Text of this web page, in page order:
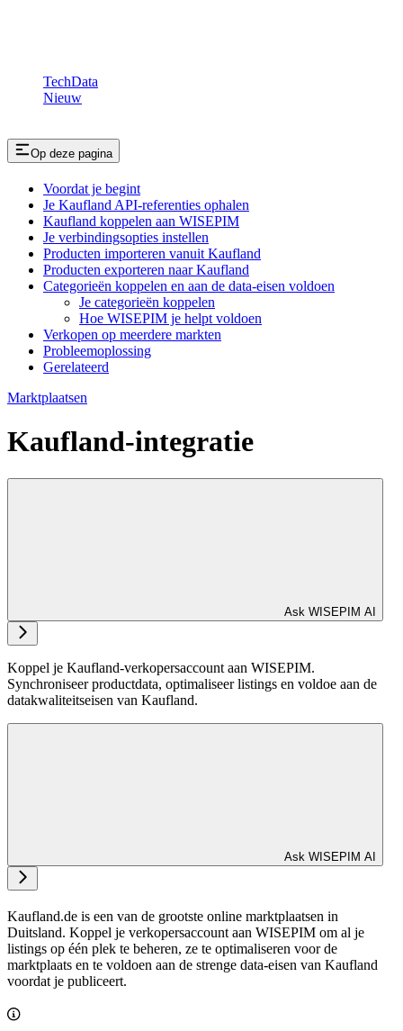
TechData
Nieuw
Op deze pagina
Voordat je begint
Je Kaufland API-referenties ophalen
Kaufland koppelen aan WISEPIM
Je verbindingsopties instellen
Producten importeren vanuit Kaufland
Producten exporteren naar Kaufland
Categorieën koppelen en aan de data-eisen voldoen
Je categorieën koppelen
Hoe WISEPIM je helpt voldoen
Verkopen op meerdere markten
Probleemoplossing
Gerelateerd
Marktplaatsen
Kaufland-integratie
Ask WISEPIM AI
Koppel je Kaufland-verkopersaccount aan WISEPIM.
Synchroniseer productdata, optimaliseer listings en voldoe aan de
datakwaliteitseisen van Kaufland.
Ask WISEPIM AI
Kaufland.de is een van de grootste online marktplaatsen in
Duitsland. Koppel je verkopersaccount aan WISEPIM om al je
listings op één plek te beheren, ze te optimaliseren voor de
marktplaats en te voldoen aan de strenge data-eisen van Kaufland
voordat je publiceert.